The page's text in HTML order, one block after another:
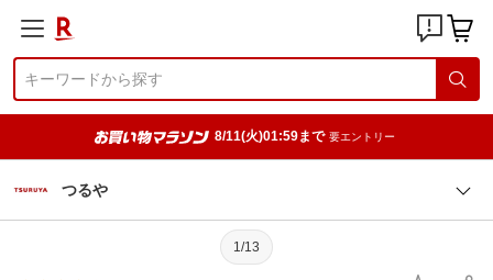
8/11(火)01:59まで 要エントリー
つるや
1/13